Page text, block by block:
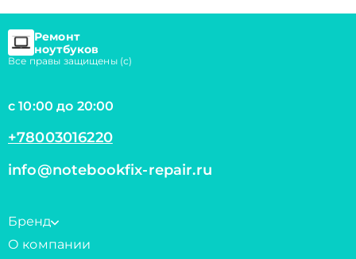
Ремонт
ноутбуков
Все правы защищены (с)
с 10:00 до 20:00
+78003016220
info@notebookfix-repair.ru
Бренд
О компании